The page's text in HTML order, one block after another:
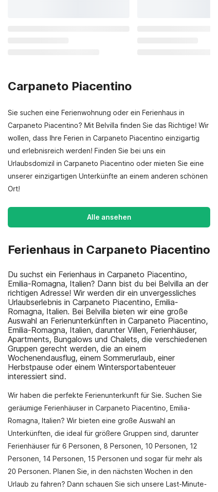
Carpaneto Piacentino
Sie suchen eine Ferienwohnung oder ein Ferienhaus in
Carpaneto Piacentino? Mit Belvilla finden Sie das Richtige! Wir
wollen, dass Ihre Ferien in Carpaneto Piacentino einzigartig
und erlebnisreich werden! Finden Sie bei uns ein
Urlaubsdomizil in Carpaneto Piacentino oder mieten Sie eine
unserer einzigartigen Unterkünfte an einem anderen schönen
Ort!
Alle ansehen
Ferienhaus in Carpaneto Piacentino
Du suchst ein Ferienhaus in Carpaneto Piacentino,
Emilia-Romagna, Italien? Dann bist du bei Belvilla an der
richtigen Adresse! Wir werden dir ein unvergessliches
Urlaubserlebnis in Carpaneto Piacentino, Emilia-
Romagna, Italien. Bei Belvilla bieten wir eine große
Auswahl an Ferienunterkünften in Carpaneto Piacentino,
Emilia-Romagna, Italien, darunter Villen, Ferienhäuser,
Apartments, Bungalows und Chalets, die verschiedenen
Gruppen gerecht werden, die an einem
Wochenendausflug, einem Sommerurlaub, einer
Herbstpause oder einem Wintersportabenteuer
interessiert sind.
Wir haben die perfekte Ferienunterkunft für Sie. Suchen Sie
geräumige Ferienhäuser in Carpaneto Piacentino, Emilia-
Romagna, Italien? Wir bieten eine große Auswahl an
Unterkünften, die ideal für größere Gruppen sind, darunter
Ferienhäuser für 6 Personen, 8 Personen, 10 Personen, 12
Personen, 14 Personen, 15 Personen und sogar für mehr als
20 Personen. Planen Sie, in den nächsten Wochen in den
Urlaub zu fahren? Dann schauen Sie sich unsere Last-Minute-